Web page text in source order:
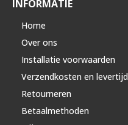
INFORMATIE
Home
Over ons
Installatie voorwaarden
Verzendkosten en levertijd
Retourneren
Betaalmethoden